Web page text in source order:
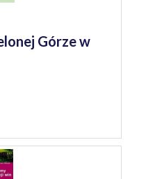
Górze w